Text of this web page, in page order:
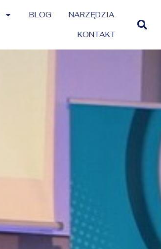
BLOG NARZĘDZIA
KONTAKT